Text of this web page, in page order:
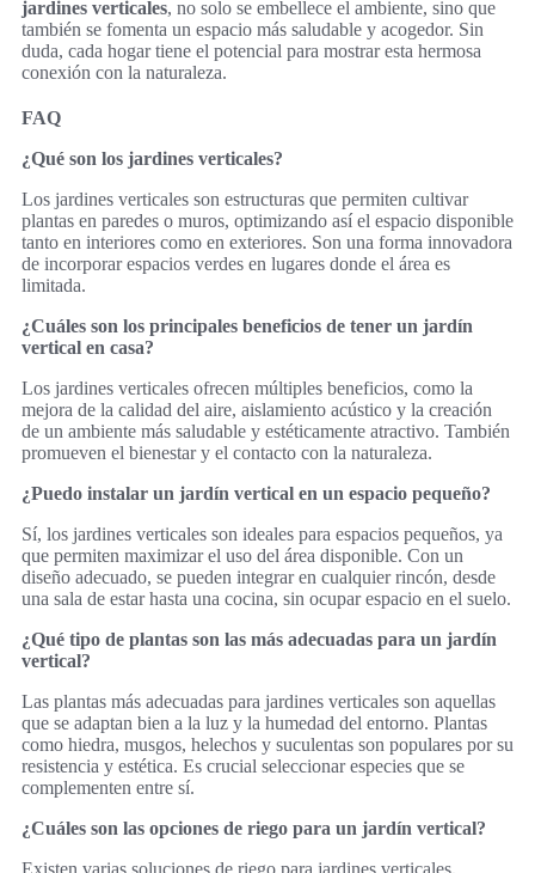
jardines verticales, no solo se embellece el ambiente, sino que
también se fomenta un espacio más saludable y acogedor. Sin
duda, cada hogar tiene el potencial para mostrar esta hermosa
conexión con la naturaleza.
FAQ
¿Qué son los jardines verticales?
Los jardines verticales son estructuras que permiten cultivar
plantas en paredes o muros, optimizando así el espacio disponible
tanto en interiores como en exteriores. Son una forma innovadora
de incorporar espacios verdes en lugares donde el área es
limitada.
¿Cuáles son los principales beneficios de tener un jardín
vertical en casa?
Los jardines verticales ofrecen múltiples beneficios, como la
mejora de la calidad del aire, aislamiento acústico y la creación
de un ambiente más saludable y estéticamente atractivo. También
promueven el bienestar y el contacto con la naturaleza.
¿Puedo instalar un jardín vertical en un espacio pequeño?
Sí, los jardines verticales son ideales para espacios pequeños, ya
que permiten maximizar el uso del área disponible. Con un
diseño adecuado, se pueden integrar en cualquier rincón, desde
una sala de estar hasta una cocina, sin ocupar espacio en el suelo.
¿Qué tipo de plantas son las más adecuadas para un jardín
vertical?
Las plantas más adecuadas para jardines verticales son aquellas
que se adaptan bien a la luz y la humedad del entorno. Plantas
como hiedra, musgos, helechos y suculentas son populares por su
resistencia y estética. Es crucial seleccionar especies que se
complementen entre sí.
¿Cuáles son las opciones de riego para un jardín vertical?
Existen varias soluciones de riego para jardines verticales,